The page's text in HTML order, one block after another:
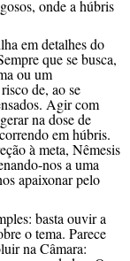
os, onde a húbris
em detalhes do
que se busca,
ou um
de, aose
. Agir com
na dose de
emhúbris.
à meta, Nêmesis
nos a uma
apaixonar pelo
basta ouvir a
o tema. Parece
na Câmara: